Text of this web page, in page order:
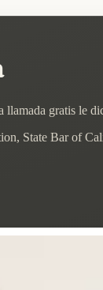
gratis le
State Bar of